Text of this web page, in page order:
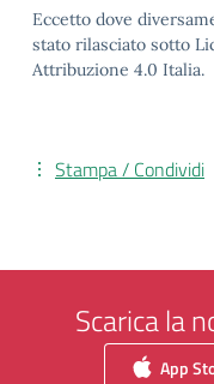
Eccetto dove
stato rilasciato sotto
Attribuzione 4.0 Italia.
Stampa / Condividi
Scarica la
App